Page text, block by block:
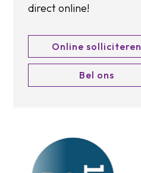
direct online!
Online solliciteren
Bel ons